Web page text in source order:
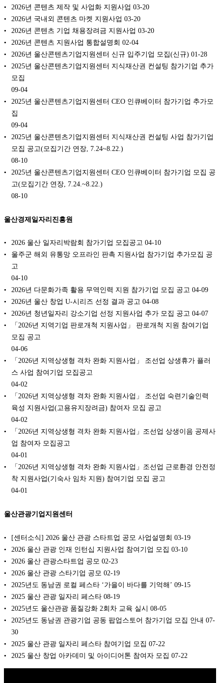
2026년 콘텐츠 제작 및 사업화 지원사업 03-20
2026년 국내외 콘텐츠 마켓 지원사업 03-20
2026년 콘텐츠 기업 채용장려금 지원사업 03-20
2026년 콘텐츠 지원사업 통합설명회 02-04
2026년 울산콘텐츠기업지원센터 신규 입주기업 모집(신규) 01-28
2025년 울산콘텐츠기업지원센터 지식재산권 컨설팅 참가기업 추가
모집
09-04
2025년 울산콘텐츠기업지원센터 CEO 인큐베이터 참가기업 추가모
집
09-04
2025년 울산콘텐츠기업지원센터 지식재산권 컨설팅 사업 참가기업
모집 공고(모집기간 연장, 7.24~8.22.)
08-10
2025년 울산콘텐츠기업지원센터 CEO 인큐베이터 참가기업 모집 공
고(모집기간 연장, 7.24.~8.22.)
08-10
울산경제일자리진흥원
2026 울산 일자리박람회 참가기업 모집공고 04-10
울주군 해외 유통망 오프라인 판촉 지원사업 참가기업 추가모집 공
고
04-10
2026년 다문화가족 활용 무역인력 지원 참가기업 모집 공고 04-09
2026년 울산 창업 U-시리즈 선정 결과 공고 04-08
2026년 청년일자리 강소기업 선정 지원사업 추가 모집 공고 04-07
「2026년 지역기업 판로개척 지원사업」 판로개척 지원 참여기업
모집 공고
04-06
「2026년 지역상생형 격차 완화 지원사업」 조선업 상생휴가 플러
스 사업 참여기업 모집공고
04-02
「2026년 지역상생형 격차 완화 지원사업」 조선업 숙련기술인력
육성 지원사업(고용유지장려금) 참여자 모집 공고
04-02
「2026년 지역상생형 격차 완화 지원사업」조선업 상생이음 공제사
업 참여자 모집공고
04-01
「2026년 지역상생형 격차 완화 지원사업」조선업 근로환경 안전정
착 지원사업(기숙사 임차 지원) 참여기업 모집 공고
04-01
울산관광기업지원센터
[센터소식] 2026 울산 관광 스타트업 공모 사업설명회 03-19
2026 울산 관광 인재 인턴십 지원사업 참여기업 모집 03-10
2026 울산 관광스타트업 공모 02-23
2026 울산 관광 스타기업 공모 02-19
2025년도 동남권 로컬 페스타 ‘가을이 바다를 기억해’ 09-15
2025 울산 관광 일자리 페스타 08-19
2025년도 울산관광 품질강화 2회차 교육 실시 08-05
2025년도 동남권 관광기업 공동 팝업스토어 참가기업 모집 안내 07-
30
2025 울산 관광 일자리 페스타 참여기업 모집 07-22
2025 울산 창업 아카데미 및 아이디어톤 참여자 모집 07-22